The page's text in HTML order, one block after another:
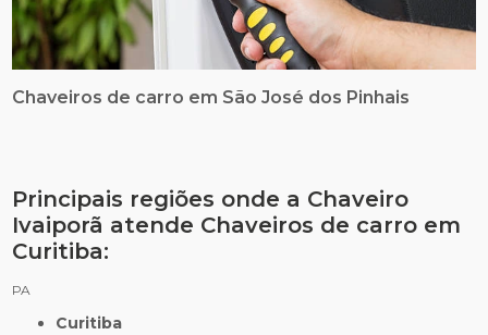
Chaveiros de carro em São José dos Pinhais
Principais regiões onde a Chaveiro
Ivaiporã atende Chaveiros de carro em
Curitiba:
PA
Curitiba